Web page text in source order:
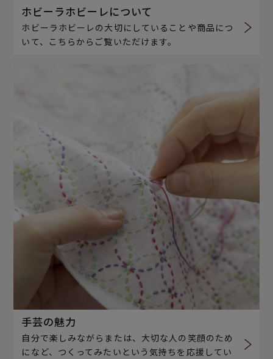
ホビーラホビーレについて
ホビーラホビーレの大切にしていることや商品につ
いて、こちらからご覧いただけます。
手芸の魅力
自分で楽しみながらまたは、大切な人の笑顔のため
になど、つくってみたいという気持ちを応援してい